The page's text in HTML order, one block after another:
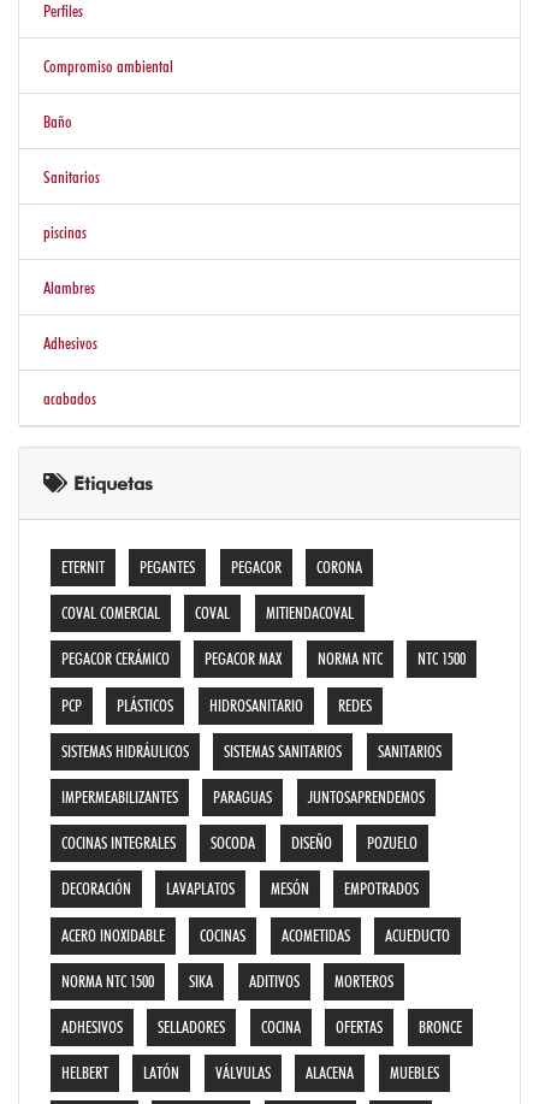
Perfiles
Compromiso ambiental
Baño
Sanitarios
piscinas
Alambres
Adhesivos
acabados
Etiquetas
ETERNIT PEGANTES PEGACOR CORONA
COVAL COMERCIAL COVAL MITIENDACOVAL
PEGACOR CERÁMICO PEGACOR MAX NORMA NTC NTC 1500
PCP PLÁSTICOS HIDROSANITARIO REDES
SISTEMAS HIDRÁULICOS SISTEMAS SANITARIOS SANITARIOS
IMPERMEABILIZANTES PARAGUAS JUNTOSAPRENDEMOS
COCINAS INTEGRALES SOCODA DISEÑO POZUELO
DECORACIÓN LAVAPLATOS MESÓN EMPOTRADOS
ACERO INOXIDABLE COCINAS ACOMETIDAS ACUEDUCTO
NORMA NTC 1500 SIKA ADITIVOS MORTEROS
ADHESIVOS SELLADORES COCINA OFERTAS BRONCE
HELBERT LATÓN VÁLVULAS ALACENA MUEBLES